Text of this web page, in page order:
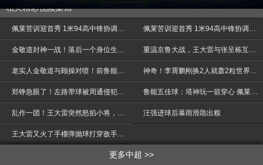
>
相关精彩视频集锦
佩莱苦训迎首秀 1米94高中锋协调性惊人 佩莱苦训迎首秀 1米94高中锋协调性惊人
金敬道封神一战！落后一个身位生吃对手！太震撼了 重温京鲁大战，王大雷与张呈栋互爆粗口，鲁能三球大胜国安！
老实人金敬道与顾操对喷！前鲁能大佬出来震住了场面，超精彩！ 神奇！李霄鹏刚换2人就轰2粒世界波，刘彬彬折射太诡异
郑铮急眼了！左路带球被周通侵犯彻底激怒泰达队长过来帮忙 鲁能五佳球：塔神玩一箭穿心 佩莱惊天世界波
乱作一团！王大雷突然怒掐小将，外援追着戴琳想揍他 汪强进球后暴雨滑跪出糗
王大雷又火了手榴弹抛球打穿敌手防地送单刀球，看塔神pk门将
更多中超